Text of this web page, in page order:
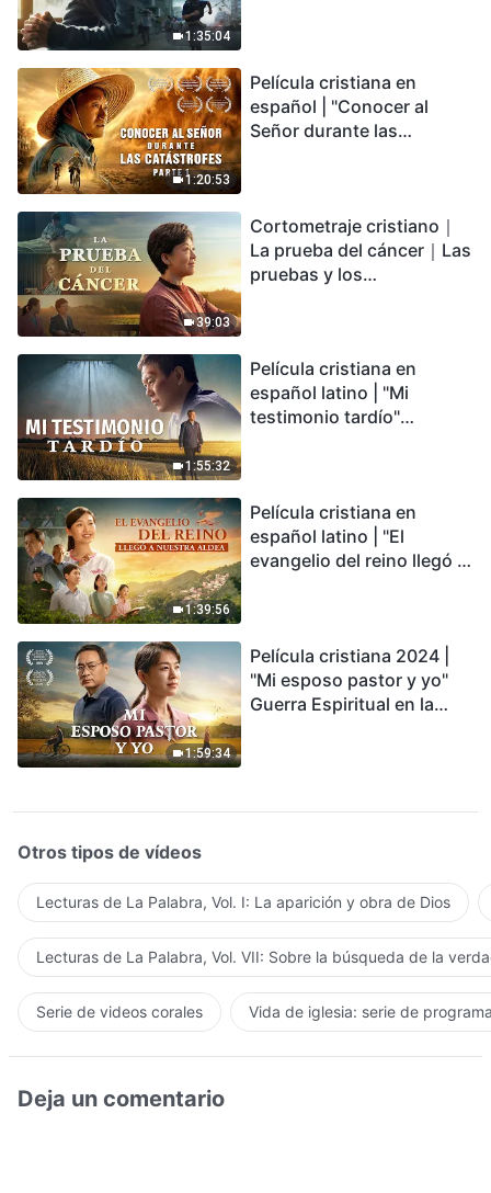
1:35:04
podemos sobrevivir?
1:20:53
Película cristiana en
español | "Conocer al
Señor durante las
encontrarás refugio?
39:03
Cortometraje cristiano｜
La prueba del cáncer｜Las
pruebas y los
1:55:32
Película cristiana en
español latino | "Mi
testimonio tardío"
conmovedor
1:39:56
Película cristiana en
español latino | "El
evangelio del reino llegó a
1:59:34
Película cristiana 2024 |
"Mi esposo pastor y yo"
Guerra Espiritual en la
Otros tipos de vídeos
Lecturas de La Palabra, Vol. I: La aparición y obra de Dios
Lecturas de La Palabra, Vol. VII: Sobre la búsqueda de la
Serie de videos corales Vida de iglesia: serie de
Deja un comentario